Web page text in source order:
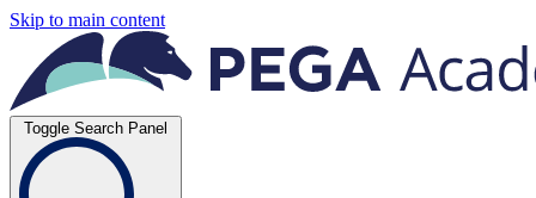
Skip to main content
Toggle Search Panel